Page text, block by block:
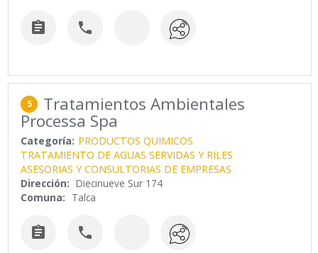
 
5 Tratamientos Ambientales
Processa Spa
Categoría: PRODUCTOS QUIMICOS
TRATAMIENTO DE AGUAS SERVIDAS Y RILES
ASESORIAS Y CONSULTORIAS DE EMPRESAS
Dirección: Diecinueve Sur 174
Comuna: Talca
 